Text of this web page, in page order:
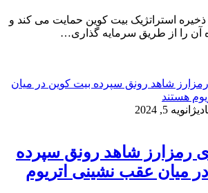
ذخیره استراتژیک بیت کوین حمایت می کند و
آن را از طریق سرمایه گذاری…
ژانویه 5, 2024
رمزارز شاهد رونق سپرده
میان عقب نشینی اتریوم